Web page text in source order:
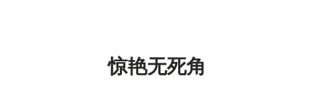
惊艳无死角